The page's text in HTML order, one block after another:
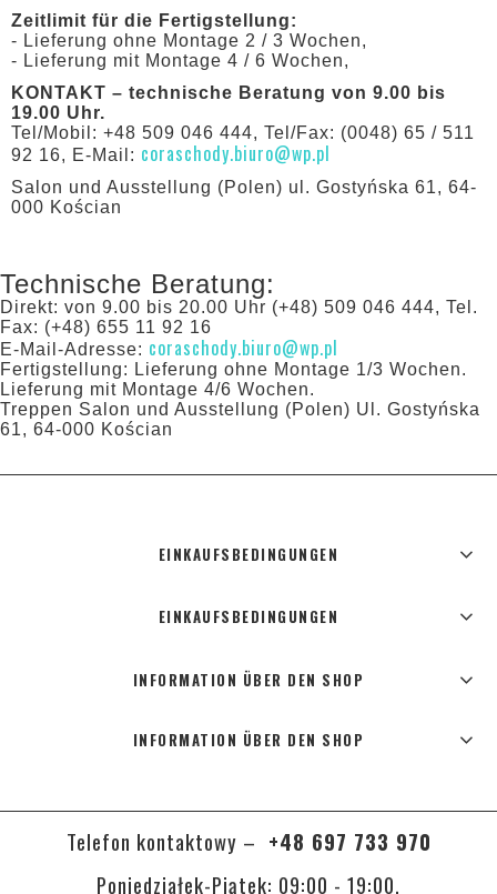
Zeitlimit für die Fertigstellung:
- Lieferung ohne Montage 2 / 3 Wochen,
- Lieferung mit Montage 4 / 6 Wochen,
KONTAKT – technische Beratung von 9.00 bis
19.00 Uhr.
Tel/Mobil: +48 509 046 444, Tel/Fax: (0048) 65 / 511
92 16, E-Mail: coraschody.biuro@wp.pl
Salon und Ausstellung (Polen) ul. Gostyńska 61, 64-
000 Kościan
Technische Beratung:
Direkt: von 9.00 bis 20.00 Uhr (+48) 509 046 444, Tel.
Fax: (+48) 655 11 92 16
E-Mail-Adresse: coraschody.biuro@wp.pl
Fertigstellung: Lieferung ohne Montage 1/3 Wochen.
Lieferung mit Montage 4/6 Wochen.
Treppen Salon und Ausstellung (Polen) Ul. Gostyńska
61, 64-000 Kościan
EINKAUFSBEDINGUNGEN
EINKAUFSBEDINGUNGEN
INFORMATION ÜBER DEN SHOP
INFORMATION ÜBER DEN SHOP
Telefon kontaktowy – +48 697 733 970
Poniedziałek-Piątek: 09:00 - 19:00,